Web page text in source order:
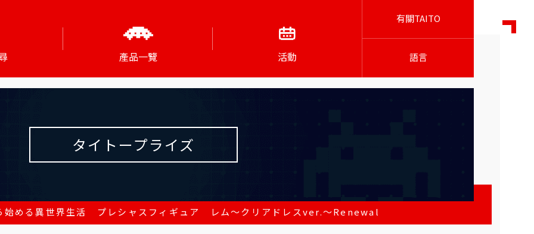
產品一覽 活動
有關TAITO
語言
タイトープライズ
始める異世界生活 プレシャスフィギュア レム～クリアドレスver.～Renewal